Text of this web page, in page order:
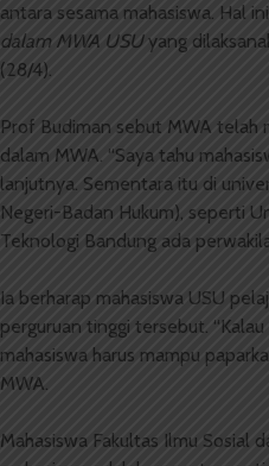
antara sesama mahasiswa. Hal
dalam MWA USUyang
(28/4).
Prof Budiman sebut MWA telah
dalam MWA. “Saya tahu
lanjutnya. Sementara itu di
Negeri-Badan Hukum), seperti
Teknologi Bandung ada
Ia berharap mahasiswa USU
perguruan tinggi tersebut.
mahasiswa harus mampu
MWA.
Mahasiswa Fakultas Ilmu Sosial